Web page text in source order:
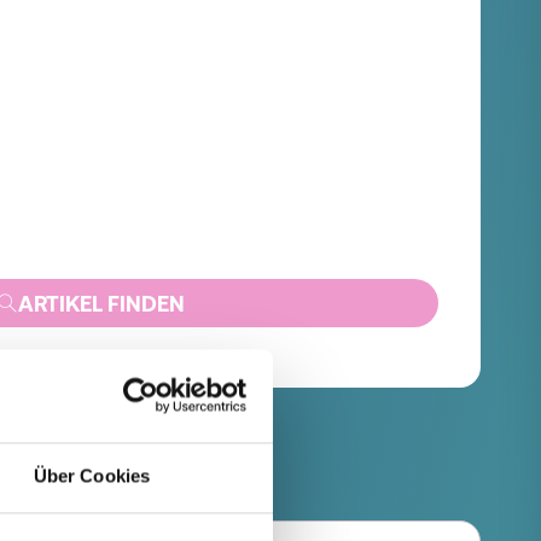
Über Cookies
ARTIKEL FINDEN